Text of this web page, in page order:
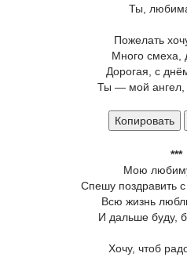
Ты,
Пожелать
Много смеха,
Дорогая, с
Ты — мой ангел,
Копировать
***
Мою
Спешу поздравить
Всю жизнь
И дальше буду,
Хочу, чтоб